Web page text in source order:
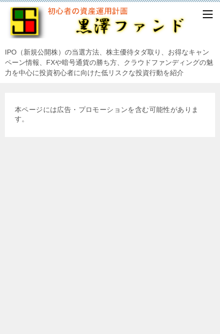
IPO（新規公開株）の当選方法、株主優待タダ取り、お得なキャン
ペーン情報、FXや暗号通貨の勝ち方、クラウドファンディングの魅
力を中心に投資初心者に向けた低リスクな投資行動を紹介
本ページには広告・プロモーションを含む可能性がありま
す。